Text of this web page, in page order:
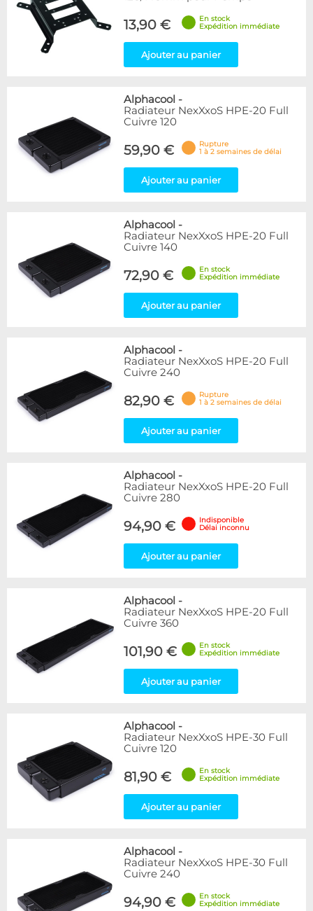
13,90 €
En stock
Expédition immédiate
Ajouter au panier
Alphacool -
Radiateur NexXxoS HPE-20 Full
Cuivre 120
59,90 €
Rupture
1 à 2 semaines de délai
Ajouter au panier
Alphacool -
Radiateur NexXxoS HPE-20 Full
Cuivre 140
72,90 €
En stock
Expédition immédiate
Ajouter au panier
Alphacool -
Radiateur NexXxoS HPE-20 Full
Cuivre 240
82,90 €
Rupture
1 à 2 semaines de délai
Ajouter au panier
Alphacool -
Radiateur NexXxoS HPE-20 Full
Cuivre 280
94,90 €
Indisponible
Délai inconnu
Ajouter au panier
Alphacool -
Radiateur NexXxoS HPE-20 Full
Cuivre 360
101,90 €
En stock
Expédition immédiate
Ajouter au panier
Alphacool -
Radiateur NexXxoS HPE-30 Full
Cuivre 120
81,90 €
En stock
Expédition immédiate
Ajouter au panier
Alphacool -
Radiateur NexXxoS HPE-30 Full
Cuivre 240
94,90 €
En stock
Expédition immédiate